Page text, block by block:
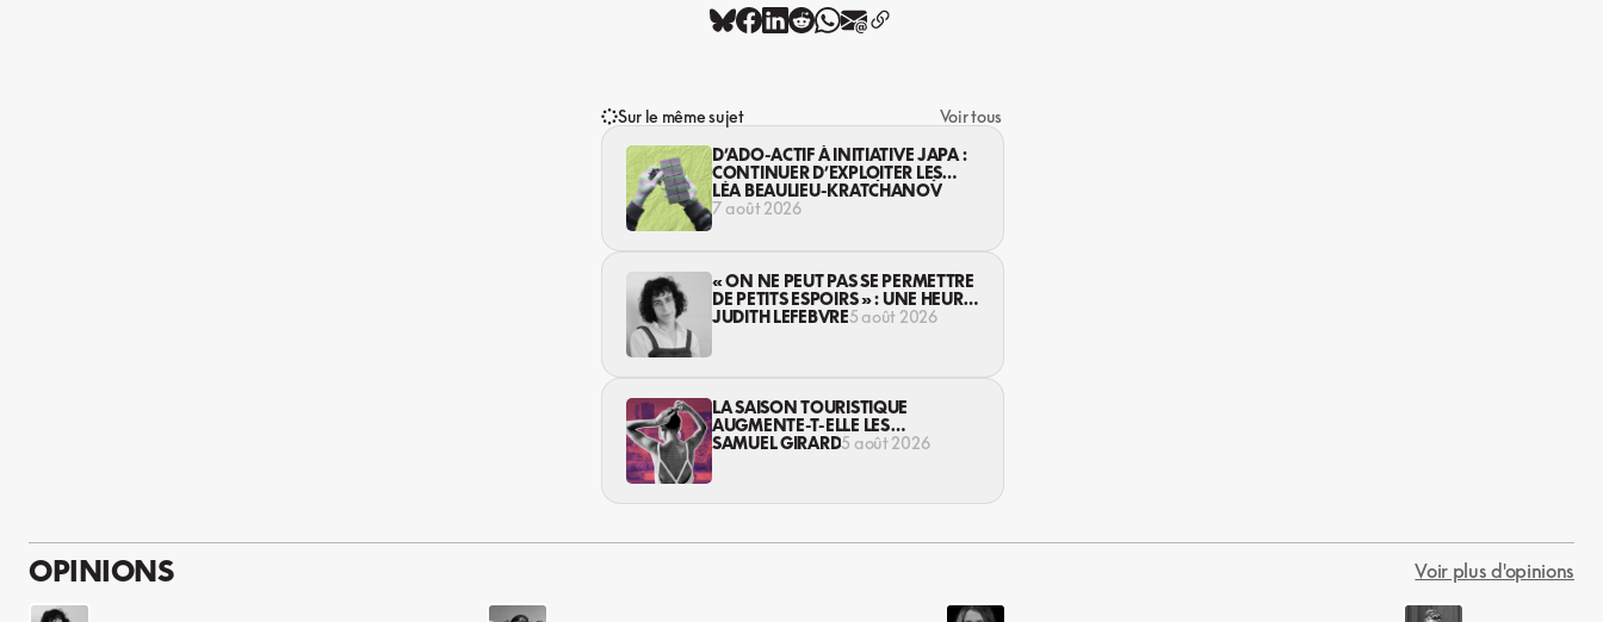
Sur le même sujet
Voir tous
D’ADO-ACTIF À INITIATIVE JAPA :
CONTINUER D’EXPLOITER LES
JEUNES… DANS LA LÉGALITÉ?
LÉA BEAULIEU-KRATCHANOV
7 août 2026
« ON NE PEUT PAS SE PERMETTRE
DE PETITS ESPOIRS » : UNE HEURE
AVEC AVI LEWIS
JUDITH LEFEBVRE5 août 2026
LA SAISON TOURISTIQUE
AUGMENTE-T-ELLE LES
VIOLENCES CONTRE LES
SAMUEL GIRARD5 août 2026
OPINIONS Voir plus d'opinions